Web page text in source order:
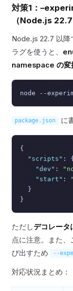
対策1：
（Node.js
Node.js 22.7 以降
ラグを使うと、
namespace の変
package.json に
{
"scripts" :
"dev" :
"start" :
}
}
ただしデコレータ
点に注意。また
び出すため
--
対応状況まとめ：